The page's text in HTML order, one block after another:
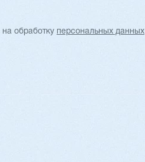
на обработку персональных данных